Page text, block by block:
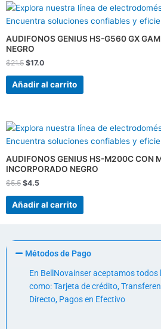
AUDIFONOS GENIUS HS-G560 GX
NEGRO
$21.5
El
precio
original
era:
$21.5.
$17.0
El
actual
es:
$17.0.
Añadir al carrito
AUDIFONOS GENIUS HS-M200C CON
INCORPORADO NEGRO
$5.5
El
precio
original
era:
$5.5.
$4.5
El
actual
es:
$4.5.
Añadir al carrito
Métodos de Pago
En BellNovainser aceptamos
como: Tarjeta de crédito,
Directo, Pagos en Efectivo